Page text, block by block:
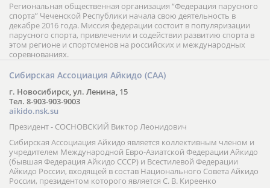
Региональная общественная организация “Федерация парусного
спорта” Чеченской Республики начала свою деятельность в
декабре 2016 года. Миссия федерации состоит в популяризации
парусного спорта, привлечении и содействии развитию спорта в
этом регионе и спортсменов на российских и международных
соревнованиях.
Сибирская Ассоциация Айкидо (САА)
г. Новосибирск, ул. Ленина, 15
Тел. 8-903-903-9003
aikido.nsk.su
Президент - СОСНОВСКИЙ Виктор Леонидович
Сибирская Ассоциация Айкидо является коллективным членом и
учредителем Международной Евро-Азиатской Федерации Айкидо
(бывшая Федерация Айкидо СССР) и Всестилевой Федерации
Айкидо России, входящей в состав Национального Совета Айкидо
России, президентом которого является С. В. Киреенко